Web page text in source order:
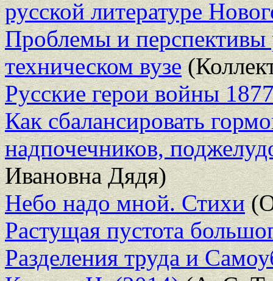
русской литературе
Проблемы и перспективы
техническом вузе
Русские герои войны
Как сбалансировать
надпочечников,
Ивановна Дядя)
Небо надо мной. Стихи
Растущая пустота
Разделения труда и